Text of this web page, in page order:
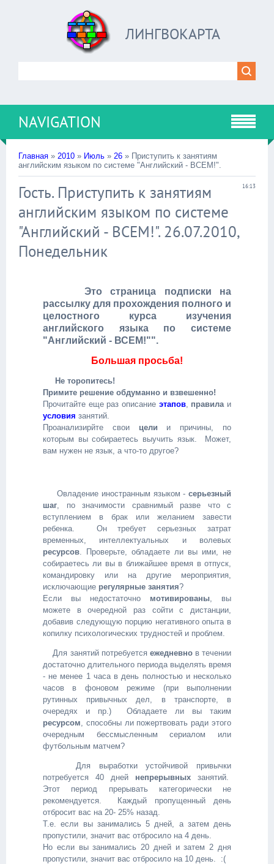
ЛИНГВОКАРТА
NAVIGATION
Главная » 2010 » Июль » 26 » Приступить к занятиям
английским языком по системе "Английский - ВСЕМ!".
16:13
Гость. Приступить к занятиям
английским языком по системе
"Английский - ВСЕМ!". 26.07.2010,
Понедельник
Это страница подписки на
рассылку для прохождения полного и
целостного курса изучения
английского языка по системе
"Английский - ВСЕМ!"".
Большая просьба!
Не торопитесь!
Примите решение обдуманно и взвешенно!
Прочитайте еще раз описание этапов, правилаи
условия занятий.
Проанализирйте свои цели и причины, по
которым вы собираетесь выучить язык. Может,
вам нужен не язык, а что-то другое?
Овладение иностранным языком - серьезный
шаг, по значимости сравнимый разве что с
вступлением в брак или желанием завести
ребенка. Он требует серьезных затрат
временных, интеллектуальных и волевых
ресурсов. Проверьте, обладаете ли вы ими, не
собираетесь ли вы в ближайшее время в отпуск,
командировку или на другие мероприятия,
исключающие регулярные занятия?
Если вы недостаточно мотивированы, вы
можете в очередной раз сойти с дистанции,
добавив следующую порцию негативного опыта в
копилку психологических трудностей и проблем.
Для занятий потребуется ежедневнов течении
достаточно длительного периода выделять время
- не менее 1 часа в день полностью и несколько
часов в фоновом режиме (при выполнении
рутинных привычных дел, в транспорте, в
очередях и пр.) Обладаете ли вы таким
ресурсом, способны ли пожертвовать ради этого
очередным бессмысленным сериалом или
футбольным матчем?
Для выработки устойчивой привычки
потребуется 40 дней непрерывных занятий.
Этот период прерывать категорически не
рекомендуется. Каждый пропущенный день
отбросит вас на 20- 25% назад.
Т.е. если вы занимались 5 дней, а затем день
пропустили, значит вас отбросило на 4 день.
Но если вы занимались 20 дней и затем 2 дня
пропустили, значит вас отбросило на 10 день. :(